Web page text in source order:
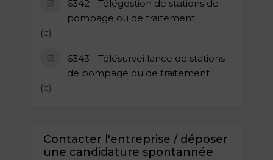
6342 - Télégestion de stations de
pompage ou de traitement
(c)
6343 - Télésurveillance de stations
de pompage ou de traitement
(c)
Contacter l'entreprise / déposer
une candidature spontannée